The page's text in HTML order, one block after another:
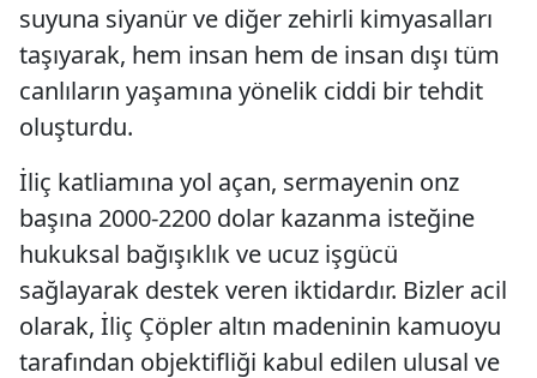
suyuna siyanür ve diğer zehirli kimyasalları
taşıyarak, hem insan hem de insan dışı tüm
canlıların yaşamına yönelik ciddi bir tehdit
oluşturdu.
İliç katliamına yol açan, sermayenin onz
başına 2000-2200 dolar kazanma isteğine
hukuksal bağışıklık ve ucuz işgücü
sağlayarak destek veren iktidardır. Bizler acil
olarak, İliç Çöpler altın madeninin kamuoyu
tarafından objektifliği kabul edilen ulusal ve